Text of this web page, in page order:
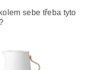
sebe třeba tyto